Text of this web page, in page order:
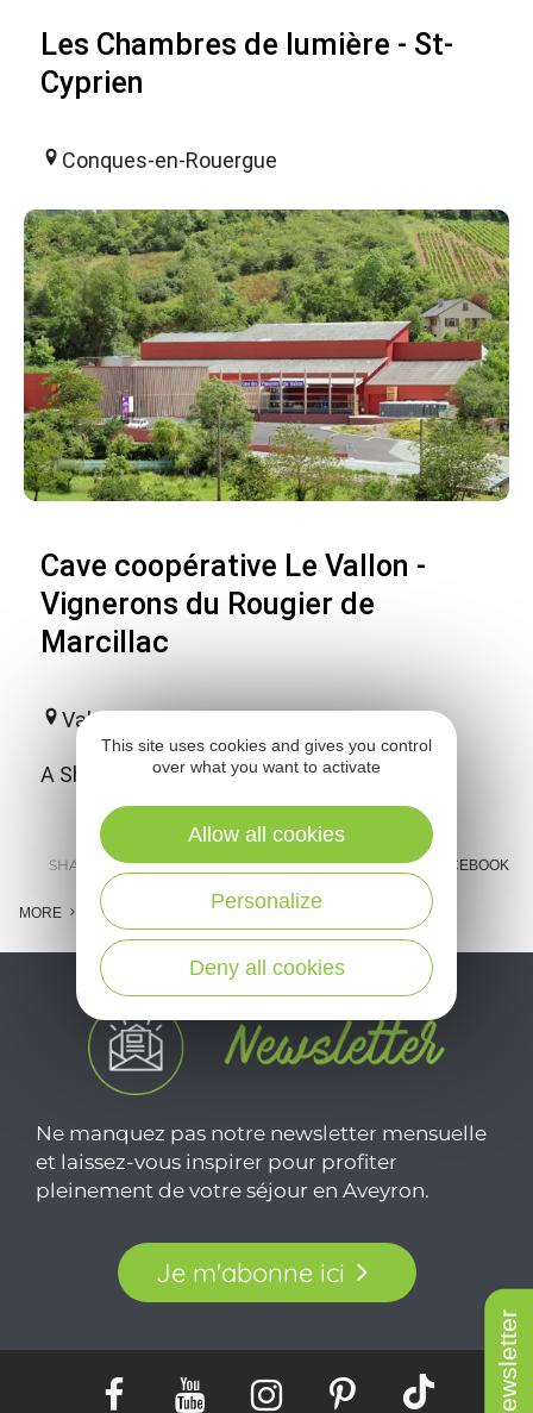
Newsletter
Les Chambres de lumière - St-
Cyprien
Conques-en-Rouergue
Cave coopérative Le Vallon -
Vignerons du Rougier de
Marcillac
Valady
A Showroom to discover Marcillac wines.
SHARE : E-MAIL MESSENGER FACEBOOK
MORE
Ne manquez pas notre newsletter mensuelle
et laissez-vous inspirer pour profiter
pleinement de votre séjour en Aveyron.
Je m'abonne ici
This site uses cookies and gives you control
over what you want to activate
Deny all cookies
Personalize
Allow all cookies